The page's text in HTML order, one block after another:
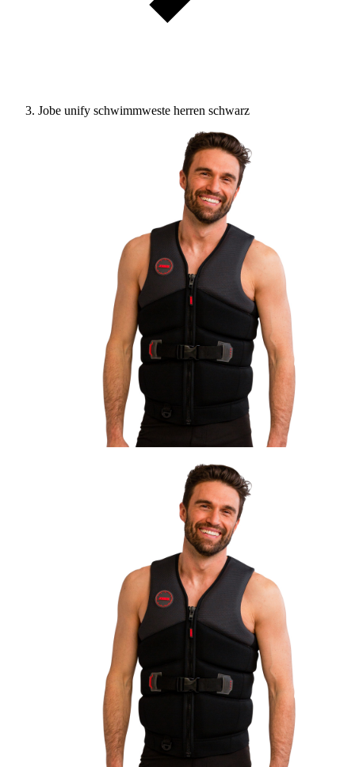
Jobe unify schwimmweste herren schwarz